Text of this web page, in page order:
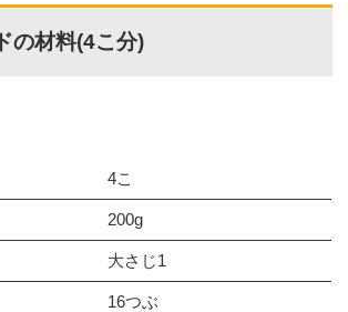
の材料(4こ分)
4こ
200g
大さじ1
16つぶ